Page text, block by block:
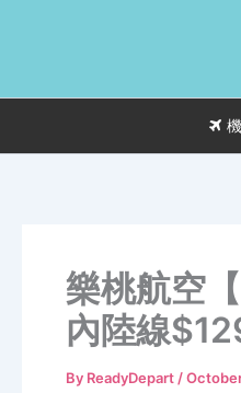
樂桃航空
內陸線
By ReadyDepart /